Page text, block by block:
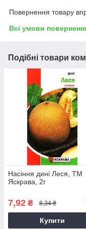
Повернення товару
Всі умови
Подібні товари
Насіння дині Леся, ТМ
Яскрава, 2г
7,92 ₴ 8,34 ₴
Купити